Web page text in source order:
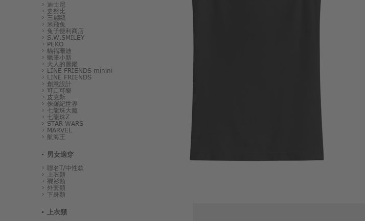
迪士尼
史努比
三麗鷗
米飛兔
兔子便利商店
S.W.SMILEY
PEKO
貓福珊迪
蠟筆小新
大人的圖鑑
LINE FRIENDS minini
LINE FRIENDS
創意設計
可口可樂
皮克斯
侏羅紀世界
七龍珠大魔
七龍珠Z
STAR WARS
MARVEL
航海王
男女適穿
聯名T/中性款
上衣類
襯衫類
外套類
下身類
上衣類